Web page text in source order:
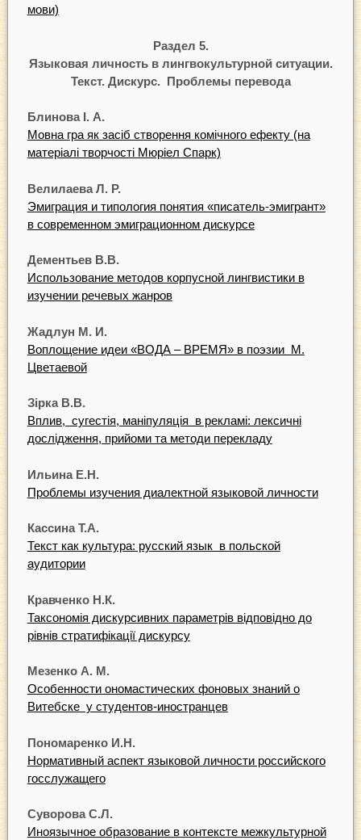
мови)
Раздел 5.
Языковая личность в лингвокультурной ситуации.
Текст. Дискурс. Проблемы перевода
Блинова І. А.
Мовна гра як засіб створення комічного ефекту (на
матеріалі творчості Мюріел Спарк)
Велилаева Л. Р.
Эмиграция и типология понятия «писатель-эмигрант»
в современном эмиграционном дискурсе
Дементьев В.В.
Использование методов корпусной лингвистики в
изучении речевых жанров
Жадлун М. И.
Воплощение идеи «ВОДА – ВРЕМЯ» в поэзии М.
Цветаевой
Зірка В.В.
Вплив, сугестія, маніпуляція в рекламі: лексичні
дослідження, прийоми та методи перекладу
Ильина Е.Н.
Проблемы изучения диалектной языковой личности
Кассина Т.А.
Текст как культура: русский язык в польской
аудитории
Кравченко Н.К.
Таксономія дискурсивних параметрів відповідно до
рівнів стратифікації дискурсу
Мезенко А. М.
Особенности ономастических фоновых знаний о
Витебске у студентов-иностранцев
Пономаренко И.Н.
Нормативный аспект языковой личности российского
госслужащего
Суворова С.Л.
Иноязычное образование в контексте межкультурной